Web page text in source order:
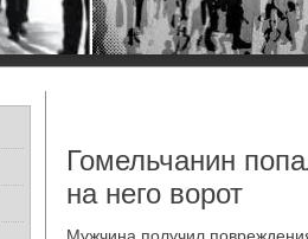
Гомельчанин
на него ворот